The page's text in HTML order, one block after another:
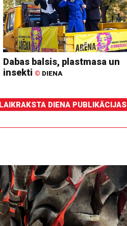
Dabas balsis, plastmasa un
insekti © DIENA
LAIKRAKSTA DIENA PUBLIKĀCIJAS